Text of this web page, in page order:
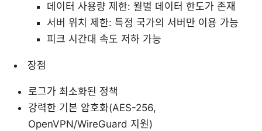
데이터 사용량 제한: 월별 데이터 한도가 존재
서버 위치 제한: 특정 국가의 서버만 이용 가능
피크 시간대 속도 저하 가능
장점
로그가 최소화된 정책
강력한 기본 암호화(AES-256,
OpenVPN/WireGuard 지원)